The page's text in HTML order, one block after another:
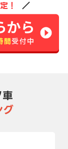
！
車
グ